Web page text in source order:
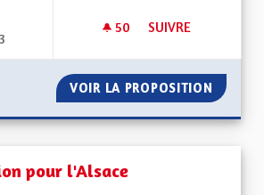
50 50 ABONNÉS
SUIVRE
VOIR LA PROPOSITION
pour l'Alsace